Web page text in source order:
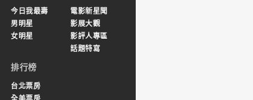
今日我最壽
男明星
女明星
電影新星聞
影展大觀
影評人專區
話題特寫
排行榜
台北票房